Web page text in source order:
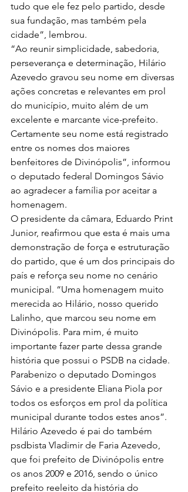
tudo que ele fez pelo partido, desde
sua fundação, mas também pela
cidade”, lembrou.
“Ao reunir simplicidade, sabedoria,
perseverança e determinação, Hilário
Azevedo gravou seu nome em diversas
ações concretas e relevantes em prol
do município, muito além de um
excelente e marcante vice-prefeito.
Certamente seu nome está registrado
entre os nomes dos maiores
benfeitores de Divinópolis”, informou
o deputado federal Domingos Sávio
ao agradecer a família por aceitar a
homenagem.
O presidente da câmara, Eduardo Print
Junior, reafirmou que esta é mais uma
demonstração de força e estruturação
do partido, que é um dos principais do
país e reforça seu nome no cenário
municipal. “Uma homenagem muito
merecida ao Hilário, nosso querido
Lalinho, que marcou seu nome em
Divinópolis. Para mim, é muito
importante fazer parte dessa grande
história que possui o PSDB na cidade.
Parabenizo o deputado Domingos
Sávio e a presidente Eliana Piola por
todos os esforços em prol da política
municipal durante todos estes anos”.
Hilário Azevedo é pai do também
psdbista Vladimir de Faria Azevedo,
que foi prefeito de Divinópolis entre
os anos 2009 e 2016, sendo o único
prefeito reeleito da história do